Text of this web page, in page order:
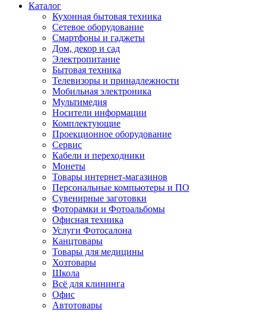
Каталог
Кухонная бытовая техника
Сетевое оборудование
Смартфоны и гаджеты
Дом, декор и сад
Электропитание
Бытовая техника
Телевизоры и принадлежности
Мобильная электроника
Мультимедия
Носители информации
Комплектующие
Проекционное оборудование
Сервис
Кабели и переходники
Монеты
Товары интернет-магазинов
Персональные компьютеры и ПО
Сувенирные заготовки
Фоторамки и Фотоальбомы
Офисная техника
Услуги Фотосалона
Канцтовары
Товары для медицины
Хозтовары
Школа
Всё для клининга
Офис
Автотовары